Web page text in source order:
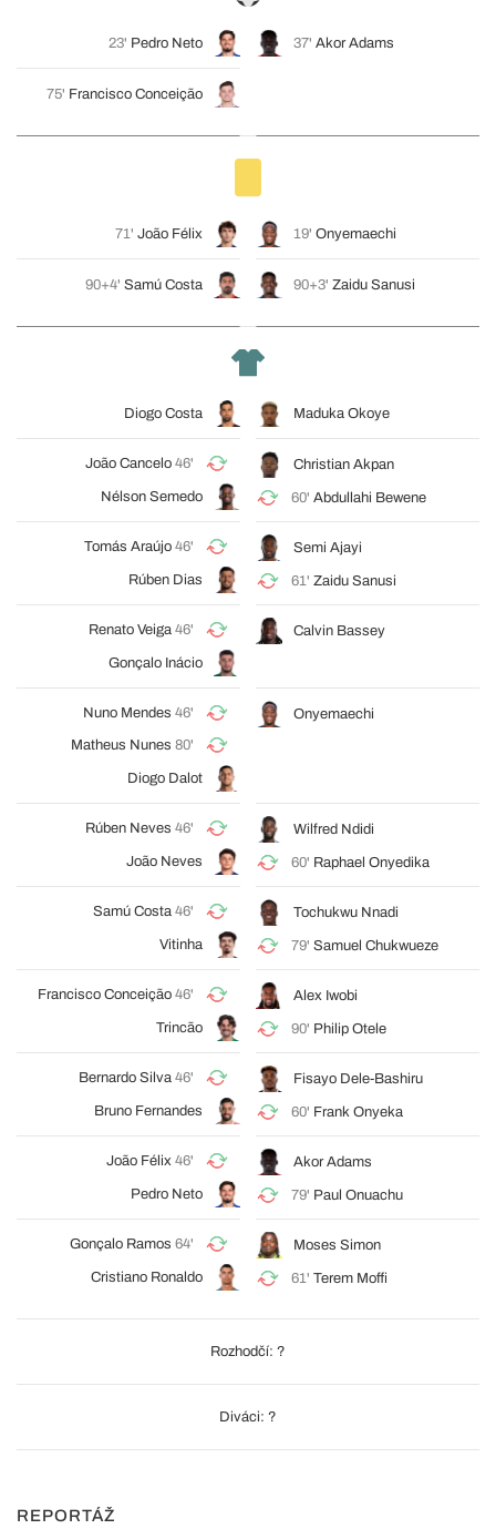
23' Pedro Neto 37' Akor Adams
75' Francisco Conceição
71' João Félix 19' Onyemaechi
90+4' Samú Costa 90+3' Zaidu Sanusi
Diogo Costa Maduka Okoye
João Cancelo 46'
Nélson Semedo
Christian Akpan
60' Abdullahi Bewene
Tomás Araújo 46'
Rúben Dias
Semi Ajayi
61' Zaidu Sanusi
Renato Veiga 46'
Gonçalo Inácio
Calvin Bassey
Nuno Mendes 46'
Matheus Nunes 80'
Diogo Dalot
Onyemaechi
Rúben Neves 46'
João Neves
Wilfred Ndidi
60' Raphael Onyedika
Samú Costa 46'
Vitinha
Tochukwu Nnadi
79' Samuel Chukwueze
Francisco Conceição 46'
Trincão
Alex Iwobi
90' Philip Otele
Bernardo Silva 46'
Bruno Fernandes
Fisayo Dele-Bashiru
60' Frank Onyeka
João Félix 46'
Pedro Neto
Akor Adams
79' Paul Onuachu
Gonçalo Ramos 64'
Cristiano Ronaldo
Moses Simon
61' Terem Moffi
Rozhodčí: ?
Diváci: ?
REPORTÁŽ